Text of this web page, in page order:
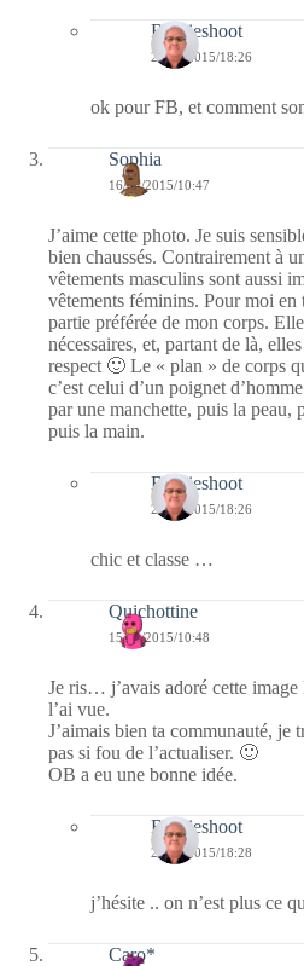
Bernieshoot
23/04/2015/18:26
ok pour FB, et comment
Sophia
16/04/2015/10:47
J’aime cette photo. Je suis
bien chaussés. Contrairement à
vêtements masculins sont aussi
vêtements féminins. Pour moi en
partie préférée de mon corps.
nécessaires, et, partant de là,
respect 🙂 Le « plan » de corps
c’est celui d’un poignet
par une manchette, puis la peau,
puis la main.
Bernieshoot
23/04/2015/18:26
chic et classe …
Quichottine
15/04/2015/10:48
Je ris… j’avais adoré cette
l’ai vue.
J’aimais bien ta communauté, je
pas si fou de l’actualiser. 🙂
OB a eu une bonne idée.
Bernieshoot
23/04/2015/18:28
j’hésite .. on n’est plus ce
Caro*